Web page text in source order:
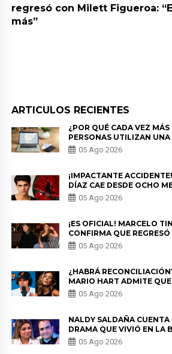
regresó con Milett Figueroa:
más”
ARTICULOS RECIENTES
¿POR QUÉ CADA VEZ MÁS
PERSONAS UTILIZAN UNA
PARA PROTEGER SU
PRIVACIDAD?
05 Ago 2026
¡IMPACTANTE
DÍAZ CAE DESDE OCHO
EN “ESTO ES GUERRA” Y
PREOCUPACIÓN
05 Ago 2026
¡ES OFICIAL! MARCELO
CONFIRMA QUE REGRESÓ
MILETT FIGUEROA: “EL
PUDO MÁS”
05 Ago 2026
¿HABRÁ
MARIO HART ADMITE QUE
PODRÍA VOLVER CON
RIVADENEIRA: “NO LE
05 Ago 2026
NALDY SALDAÑA CUENTA
DRAMA QUE VIVIÓ EN LA
LUZ TRAS DENUNCIA AL
DIRECTOR MUSICAL: “NO
05 Ago 2026